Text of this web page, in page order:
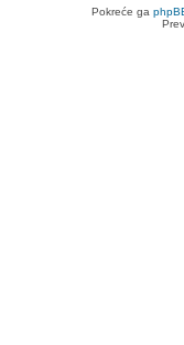
Pokreće ga